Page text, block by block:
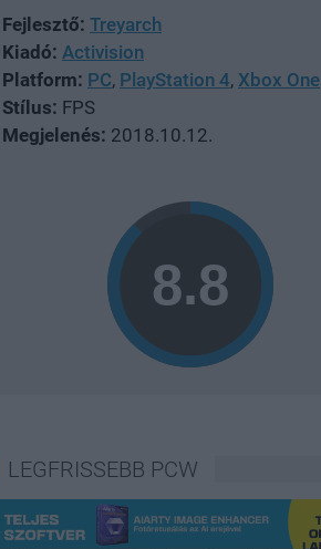
Fejlesztő: Treyarch
Kiadó: Activision
Platform: PC, PlayStation 4, Xbox One
Stílus: FPS
Megjelenés: 2018.10.12.
LEGFRISSEBB PCW